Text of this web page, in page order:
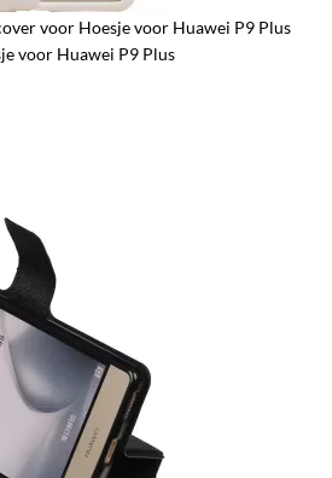
voor Hoesje voor Huawei P9 Plus
voor Huawei P9 Plus